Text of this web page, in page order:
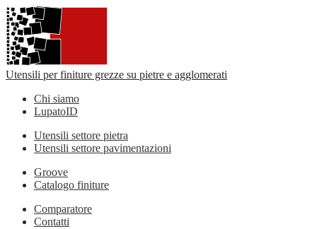
Utensili per finiture grezze su pietre e agglomerati
Chi siamo
LupatoID
Utensili settore pietra
Utensili settore pavimentazioni
Groove
Catalogo finiture
Comparatore
Contatti